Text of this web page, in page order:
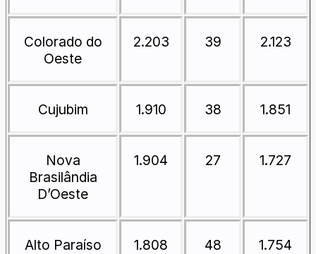
Colorado do
Oeste
2.203 39 2.123
Cujubim 1.910 38 1.851
Nova
Brasilândia
D’Oeste
1.904 27 1.727
Alto Paraíso 1.808 48 1.754